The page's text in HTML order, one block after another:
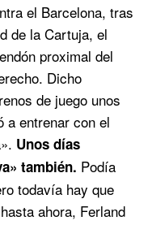
el Barcelona, tras
de la Cartuja, el
proximal del
Dicho
de juego unos
a entrenar con el
Unos días
también. Podía
todavía hay que
ahora, Ferland